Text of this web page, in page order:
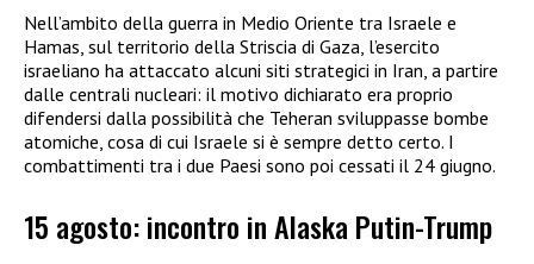
Nell’ambito della guerra in Medio Oriente tra Israele e
Hamas, sul territorio della Striscia di Gaza, l’esercito
israeliano ha attaccato alcuni siti strategici in Iran, a partire
dalle centrali nucleari: il motivo dichiarato era proprio
difendersi dalla possibilità che Teheran sviluppasse bombe
atomiche, cosa di cui Israele si è sempre detto certo. I
combattimenti tra i due Paesi sono poi cessati il 24 giugno.
15 agosto: incontro in Alaska Putin-Trump